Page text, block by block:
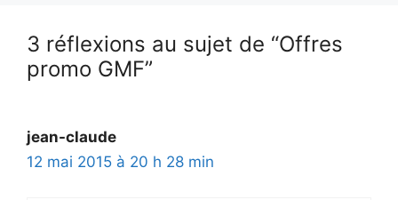
3 réflexions au sujet de “Offres
promo GMF”
jean-claude
12 mai 2015 à 20 h 28 min